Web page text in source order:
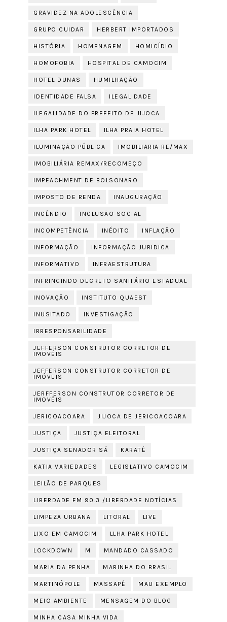
GRAVIDEZ NA ADOLESCÊNCIA
GRUPO CUIDAR HERBERT IMPORTADOS
HISTÓRIA HOMENAGEM HOMICÍDIO
HOMOFOBIA HOSPITAL DE CAMOCIM
HOTEL DUNAS HUMILHAÇÃO
IDENTIDADE FALSA ILEGALIDADE
ILEGALIDADE DO PREFEITO DE JIJOCA
ILHA PARK HOTEL ILHA PRAIA HOTEL
ILUMINAÇÃO PÚBLICA IMOBILIARIA RE/MAX
IMOBILIÁRIA REMAX/RECOMEÇO
IMPEACHMENT DE BOLSONARO
IMPOSTO DE RENDA INAUGURAÇÃO
INCÊNDIO INCLUSÃO SOCIAL
INCOMPETÊNCIA INÉDITO INFLAÇÃO
INFORMAÇÃO INFORMAÇÃO JURIDICA
INFORMATIVO INFRAESTRUTURA
INFRINGINDO DECRETO SANITÁRIO ESTADUAL
INOVAÇÃO INSTITUTO QUAEST
INUSITADO INVESTIGAÇÃO
IRRESPONSABILIDADE
JEFFERSON CONSTRUTOR CORRETOR DE
IMOVÉIS
JEFFERSON CONSTRUTOR CORRETOR DE
IMÓVEIS
JERFFERSON CONSTRUTOR CORRETOR DE
IMOVÉIS
JERICOACOARA JIJOCA DE JERICOACOARA
JUSTIÇA JUSTIÇA ELEITORAL
JUSTIÇA SENADOR SÁ KARATÊ
KATIA VARIEDADES LEGISLATIVO CAMOCIM
LEILÃO DE PARQUES
LIBERDADE FM 90.3 /LIBERDADE NOTÍCIAS
LIMPEZA URBANA LITORAL LIVE
LIXO EM CAMOCIM LLHA PARK HOTEL
LOCKDOWN M MANDADO CASSADO
MARIA DA PENHA MARINHA DO BRASIL
MARTINÓPOLE MASSAPÊ MAU EXEMPLO
MEIO AMBIENTE MENSAGEM DO BLOG
MINHA CASA MINHA VIDA